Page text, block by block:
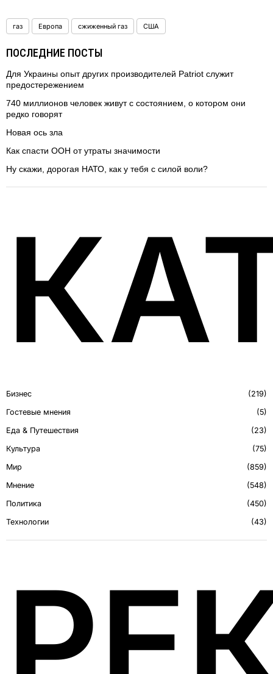
газ Европа сжиженный газ США
ПОСЛЕДНИЕ ПОСТЫ
Для Украины опыт других производителей Patriot служит
предостережением
740 миллионов человек живут с состоянием, о котором они
редко говорят
Новая ось зла
Как спасти ООН от утраты значимости
Ну скажи, дорогая НАТО, как у тебя с силой воли?
Бизнес
219
Гостевые мнения
5
Еда & Путешествия
23
Культура
75
Мир
859
Мнение
548
Политика
450
Технологии
43